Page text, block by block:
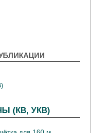
(КВ, УКВ)